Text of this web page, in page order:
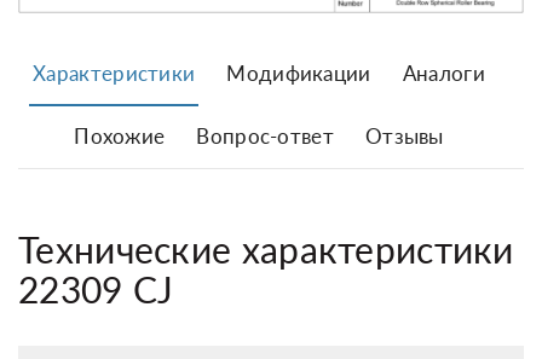
Характеристики Модификации Аналоги
Похожие Вопрос-ответ Отзывы
Технические характеристики
22309 CJ